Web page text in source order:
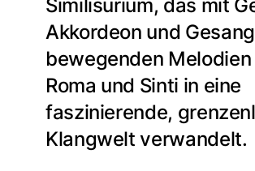
Similisurium, das mit
Akkordeon und
bewegenden
Roma und Sinti in eine
faszinierende,
Klangwelt verwandelt.